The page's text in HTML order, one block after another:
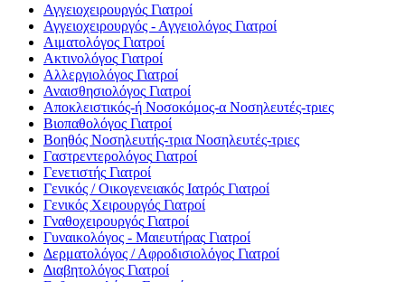
Αγγειοχειρουργός Γιατροί
Αγγειοχειρουργός - Αγγειολόγος Γιατροί
Αιματολόγος Γιατροί
Ακτινολόγος Γιατροί
Αλλεργιολόγος Γιατροί
Αναισθησιολόγος Γιατροί
Αποκλειστικός-ή Νοσοκόμος-α Νοσηλευτές-τριες
Βιοπαθολόγος Γιατροί
Βοηθός Νοσηλευτής-τρια Νοσηλευτές-τριες
Γαστρεντερολόγος Γιατροί
Γενετιστής Γιατροί
Γενικός / Οικογενειακός Ιατρός Γιατροί
Γενικός Χειρουργός Γιατροί
Γναθοχειρουργός Γιατροί
Γυναικολόγος - Μαιευτήρας Γιατροί
Δερματολόγος / Αφροδισιολόγος Γιατροί
Διαβητολόγος Γιατροί